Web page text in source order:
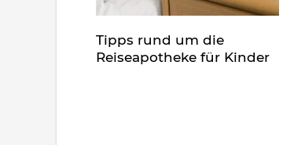
Tipps rund um die
Reiseapotheke für Kinder